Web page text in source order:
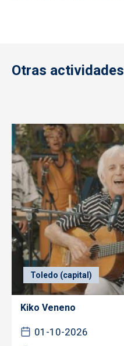
Otras actividades
Toledo (capital)
Kiko Veneno
01-10-2026